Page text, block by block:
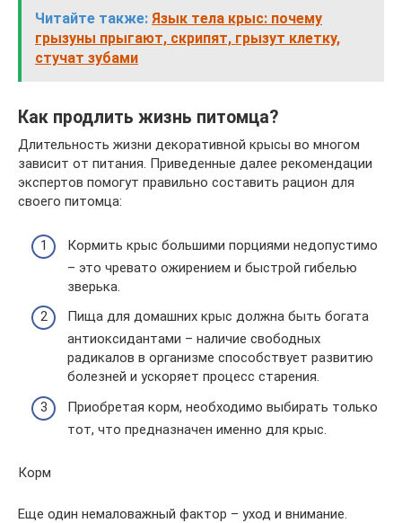
Читайте также: Язык тела крыс: почему
грызуны прыгают, скрипят, грызут клетку,
стучат зубами
Как продлить жизнь питомца?
Длительность жизни декоративной крысы во многом
зависит от питания. Приведенные далее рекомендации
экспертов помогут правильно составить рацион для
своего питомца:
Кормить крыс большими порциями недопустимо
– это чревато ожирением и быстрой гибелью
зверька.
Пища для домашних крыс должна быть богата
антиоксидантами – наличие свободных
радикалов в организме способствует развитию
болезней и ускоряет процесс старения.
Приобретая корм, необходимо выбирать только
тот, что предназначен именно для крыс.
Корм
Еще один немаловажный фактор – уход и внимание.